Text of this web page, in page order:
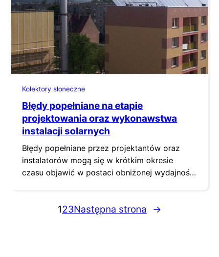
Kolektory słoneczne
Błędy popełniane na etapie
projektowania oraz wykonawstwa
instalacji solarnych
Błędy popełniane przez projektantów oraz
instalatorów mogą się w krótkim okresie
czasu objawić w postaci obniżonej wydajności
te wynikają z szeregu przyczyn, które zostaną
123Następna strona →